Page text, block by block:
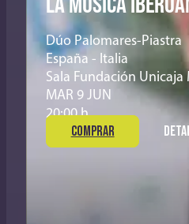
Dúo Palomares-Piastra
España - Italia
Sala Fundación Unicaja
MAR 9 JUN
20:00 h
COMPRAR